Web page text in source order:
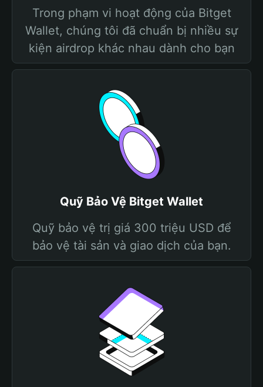
Trong phạm vi hoạt động của Bitget
Wallet, chúng tôi đã chuẩn bị nhiều sự
kiện airdrop khác nhau dành cho bạn
Quỹ Bảo Vệ Bitget Wallet
Quỹ bảo vệ trị giá 300 triệu USD để
bảo vệ tài sản và giao dịch của bạn.